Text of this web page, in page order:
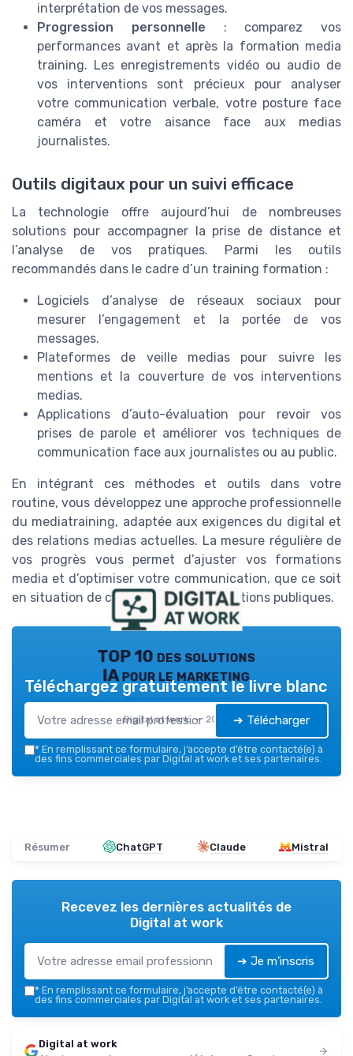
interprétation de vos messages.
Progression personnelle : comparez vos
performances avant et après la formation media
training. Les enregistrements vidéo ou audio de
vos interventions sont précieux pour analyser
votre communication verbale, votre posture face
caméra et votre aisance face aux medias
journalistes.
Outils digitaux pour un suivi efficace
La technologie offre aujourd’hui de nombreuses
solutions pour accompagner la prise de distance et
l’analyse de vos pratiques. Parmi les outils
recommandés dans le cadre d’un training formation :
Logiciels d’analyse de réseaux sociaux pour
mesurer l’engagement et la portée de vos
messages.
Plateformes de veille medias pour suivre les
mentions et la couverture de vos interventions
medias.
Applications d’auto-évaluation pour revoir vos
prises de parole et améliorer vos techniques de
communication face aux journalistes ou au public.
En intégrant ces méthodes et outils dans votre
routine, vous développez une approche professionnelle
du mediatraining, adaptée aux exigences du digital et
des relations medias actuelles. La mesure régulière de
vos progrès vous permet d’ajuster vos formations
media et d’optimiser votre communication, que ce soit
en situation de crise ou lors d’interventions publiques.
TOP 10 des solutions
IA pour le marketing
Digital at work — 2026
Téléchargez gratuitement le livre blanc
➔ Télécharger
* En remplissant ce formulaire, j’accepte d’être contacté(e) à
des fins commerciales par Digital at work et ses partenaires.
Résumer ChatGPT Claude Mistral
Recevez les dernières actualités de
Digital at work
➔ Je m'inscris
* En remplissant ce formulaire, j’accepte d’être contacté(e) à
des fins commerciales par Digital at work et ses partenaires.
Digital at work